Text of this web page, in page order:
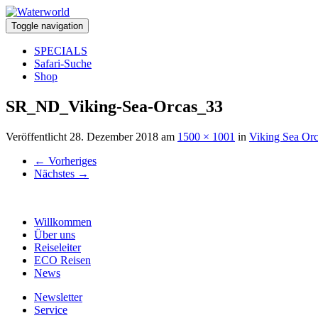
Toggle navigation
SPECIALS
Safari-Suche
Shop
SR_ND_Viking-Sea-Orcas_33
Veröffentlicht 28. Dezember 2018 am 1500 × 1001 in Viking Sea
← Vorheriges
Nächstes →
Willkommen
Über uns
Reiseleiter
ECO Reisen
News
Newsletter
Service